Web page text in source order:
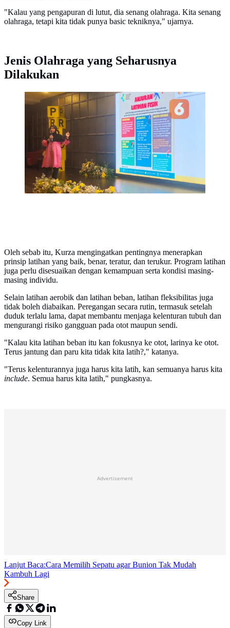
"Kalau yang pengapuran di lutut, dia senang olahraga. Kita senang
olahraga, tetapi kita tidak punya basic tekniknya," ujarnya.
Jenis Olahraga yang Seharusnya
Dilakukan
Dokter Spesialis Olahraga di Prodia, dr. Kurza
Mulyani, MMRS, Sp.KO mengungkap kasus remaja
14 tahun mengalami pengapuran leher yang dipicu
kebiasaan ini. (Foto: Aditya Eka
Prawira/Liputan6.com)
Oleh sebab itu, Kurza mengingatkan pentingnya menerapkan
prinsip latihan yang baik, benar, teratur, dan terukur. Program latihan
juga perlu disesuaikan dengan kemampuan serta kondisi masing-
masing individu.
Selain latihan aerobik dan latihan beban, latihan fleksibilitas juga
tidak boleh diabaikan. Peregangan secara rutin, termasuk setelah
duduk terlalu lama, dapat membantu menjaga kelenturan tubuh dan
mengurangi risiko gangguan pada otot maupun sendi.
"Kalau kita latihan beban itu kan fokusnya ke otot, larinya ke otot.
Terus jantung dan paru kita tidak kita latih?," katanya.
"Terus kelenturannya juga harus kita latih, kan semuanya harus kita
include. Semua harus kita latih," pungkasnya.
Advertisement
Lanjut Baca:Cara Memilih Sepatu agar Bunion Tak Mudah
Kambuh Lagi
Share
Copy Link